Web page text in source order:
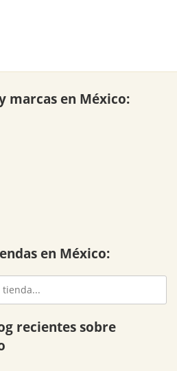
marcas en México:
en México:
recientes sobre